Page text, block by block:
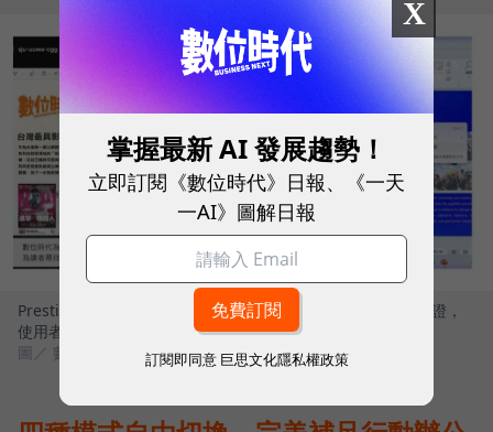
Prestige 14 Flip AI+完美符合 Windows Copilot+ PC 架構認證，
使用者可解鎖多項雲端無法執行的關鍵功能
圖／ 數位時代
X
掌握最新 AI 發展趨勢！
立即訂閱《數位時代》日報、《一天
一AI》圖解日報
訂閱即同意 巨思文化隱私權政策